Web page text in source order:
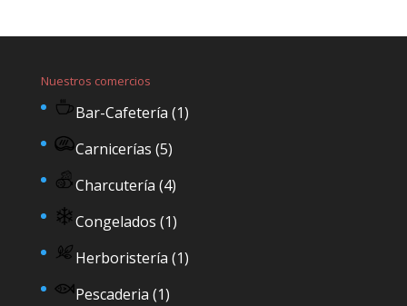
Nuestros comercios
Bar-Cafetería (1)
Carnicerías (5)
Charcutería (4)
Congelados (1)
Herboristería (1)
Pescaderia (1)